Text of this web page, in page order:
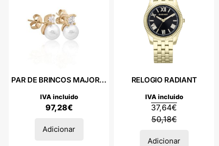
PAR DE BRINCOS MAJOR...
97,28€
IVA incluido
Adicionar
RELOGIO RADIANT
50,18€
37,64€
IVA incluido
Adicionar